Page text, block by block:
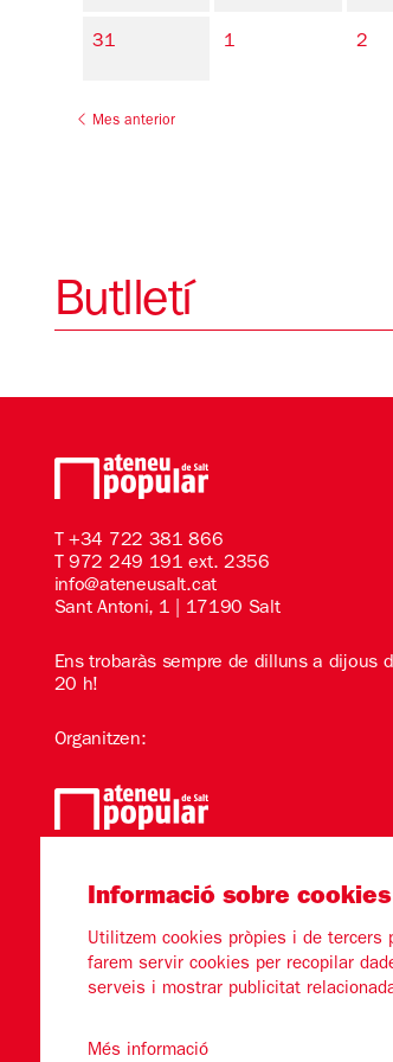
31 1 2
Mes anterior
Butlletí
T+34 722 381 866
T 972 249 191 ext. 2356
info@ateneusalt.cat
Sant Antoni, 1 | 17190 Salt
Ens trobaràs sempre de dilluns a
20 h!
Organitzen:
Informació sobre cookies
Utilitzem cookies pròpies i de tercers
farem servir cookies per recopilar
serveis i mostrar publicitat
Més informació